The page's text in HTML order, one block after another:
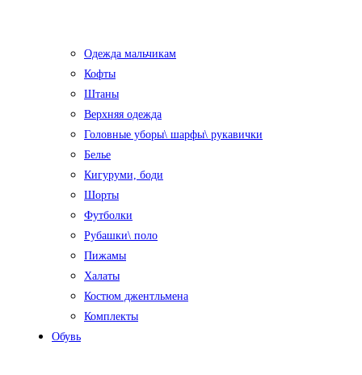
Одежда мальчикам
Кофты
Штаны
Верхняя одежда
Головные уборы\ шарфы\ рукавички
Белье
Кигуруми, боди
Шорты
Футболки
Рубашки\ поло
Пижамы
Халаты
Костюм джентльмена
Комплекты
Обувь